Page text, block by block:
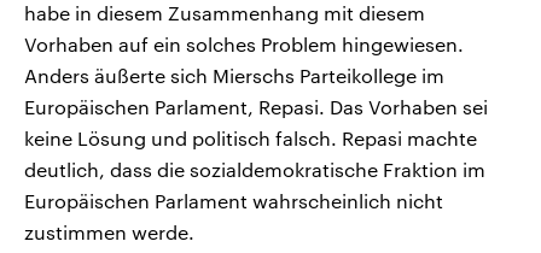
habe in diesem Zusammenhang mit diesem
Vorhaben auf ein solches Problem hingewiesen.
Anders äußerte sich Mierschs Parteikollege im
Europäischen Parlament, Repasi. Das Vorhaben sei
keine Lösung und politisch falsch. Repasi machte
deutlich, dass die sozialdemokratische Fraktion im
Europäischen Parlament wahrscheinlich nicht
zustimmen werde.